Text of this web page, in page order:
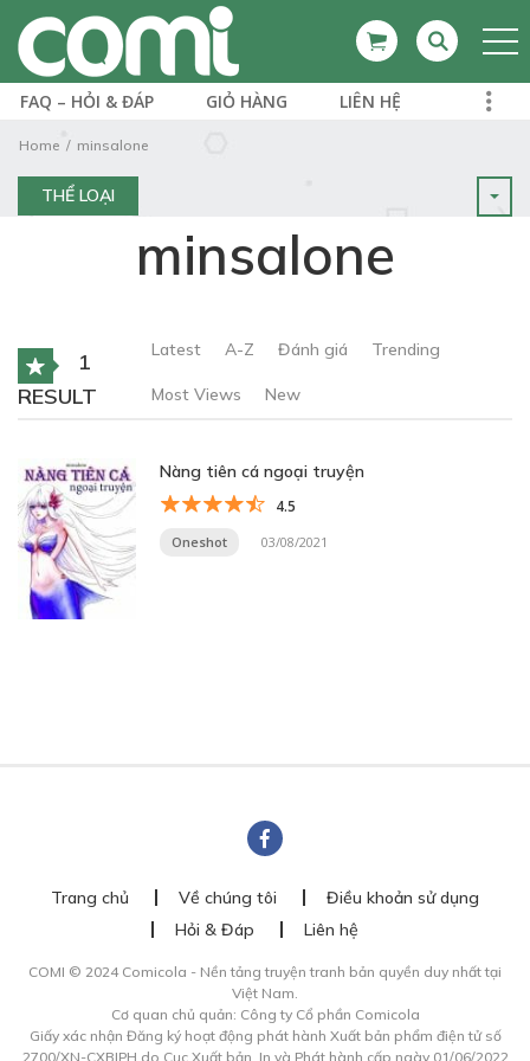
FAQ – HỎI & ĐÁP GIỎ HÀNG LIÊN HỆ
Home minsalone
THỂ LOẠI
minsalone
1
RESULT
Latest A-Z Đánh giá Trending
Most Views New
Nàng tiên cá ngoại truyện
4.5
Oneshot 03/08/2021
Trang chủ Về chúng tôi
Điều khoản sử dụng
Hỏi & Đáp
Liên hệ
COMI © 2024 Comicola - Nền tảng truyện tranh bản quyền duy nhất tại
Việt Nam.
Cơ quan chủ quản: Công ty Cổ phần Comicola
Giấy xác nhận Đăng ký hoạt động phát hành Xuất bản phẩm điện tử số
2700/XN-CXBIPH do Cục Xuất bản, In và Phát hành cấp ngày 01/06/2022